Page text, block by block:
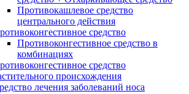
Противокашлевое средство
центрального действия
средство
Противоконгестивное средство в
комбинациях
средство
происхождения
лечения заболеваний носа